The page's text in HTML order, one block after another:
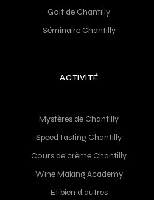
Golf de Chantilly
Séminaire Chantilly
ACTIVITÉ
Mystères de Chantilly
Speed Tasting Chantilly
Cours de crème Chantilly
Wine Making Academy
Et bien d'autres